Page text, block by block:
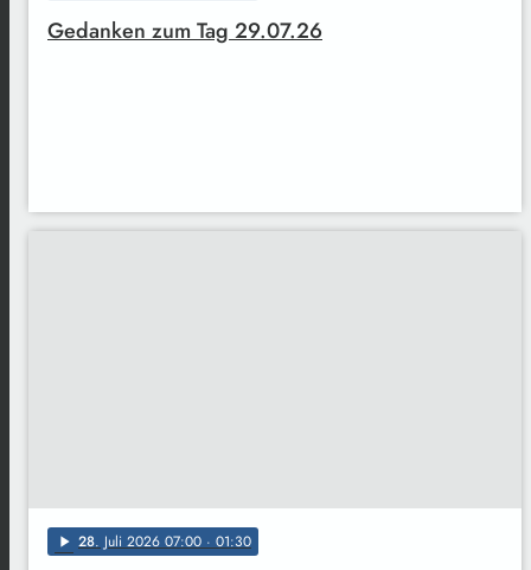
Gedanken zum Tag 29.07.26
play_arrow 28. Juli 2026 07:00 · 01:30